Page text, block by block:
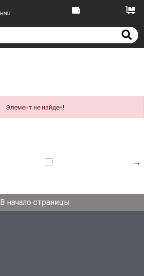
Элемент не найден!
В начало страницы